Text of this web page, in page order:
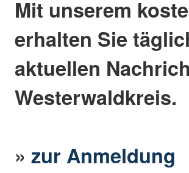
Mit unserem
erhalten Sie
aktuellen
Westerwaldkreis.
»zur Anmeldung